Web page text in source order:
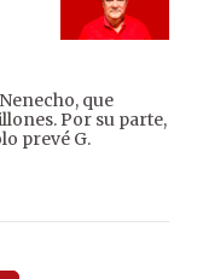
que
Por su parte,
prevé G.